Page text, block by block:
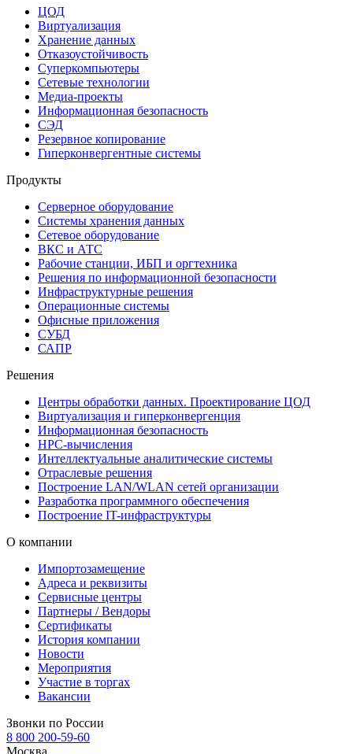
ЦОД
Виртуализация
Хранение данных
Отказоустойчивость
Суперкомпьютеры
Сетевые технологии
Медиа-проекты
Информационная безопасность
СЭД
Резервное копирование
Гиперконвергентные системы
Продукты
Серверное оборудование
Системы хранения данных
Сетевое оборудование
ВКС и АТС
Рабочие станции, ИБП и оргтехника
Решения по информационной безопасности
Инфраструктурные решения
Операционные системы
Офисные приложения
СУБД
САПР
Решения
Центры обработки данных. Проектирование ЦОД
Виртуализация и гиперконвергенция
Информационная безопасность
HPC-вычисления
Интеллектуальные аналитические системы
Отраслевые решения
Построение LAN/WLAN сетей организации
Разработка программного обеспечения
Построение IT-инфраструктуры
О компании
Импортозамещение
Адреса и реквизиты
Сервисные центры
Партнеры / Вендоры
Сертификаты
История компании
Новости
Мероприятия
Участие в торгах
Вакансии
Звонки по России
8 800 200-59-60
Москва